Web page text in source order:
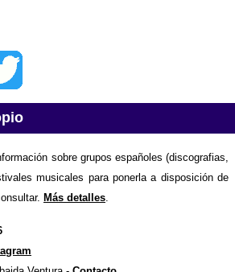
sobre grupos españoles (discografias,
musicales para ponerla a disposición de
Más detalles.